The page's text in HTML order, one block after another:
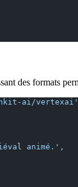
des formats
ai/vertexai'
animé.' ,